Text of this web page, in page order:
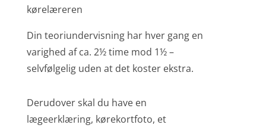
kørelæreren
Din teoriundervisning har hver gang en
varighed af ca. 2½ time mod 1½ –
selvfølgelig uden at det koster ekstra.
Derudover skal du have en
lægeerklæring, kørekortfoto, et